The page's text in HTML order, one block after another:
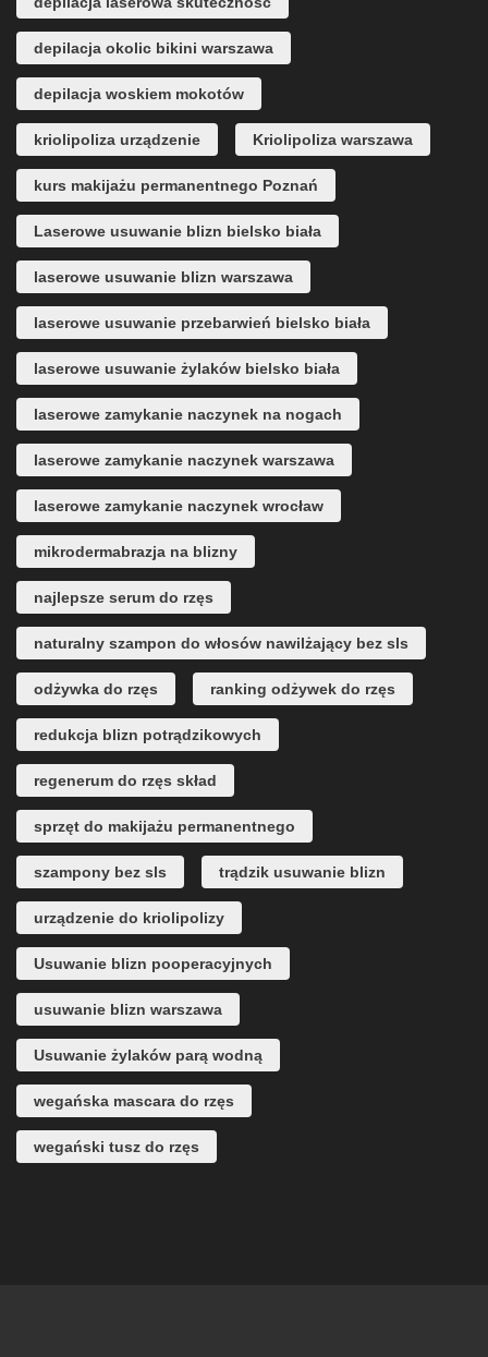
depilacja okolic bikini warszawa
depilacja woskiem mokotów
kriolipoliza urządzenie Kriolipoliza warszawa
kurs makijażu permanentnego Poznań
Laserowe usuwanie blizn bielsko biała
laserowe usuwanie blizn warszawa
laserowe usuwanie przebarwień bielsko biała
laserowe usuwanie żylaków bielsko biała
laserowe zamykanie naczynek na nogach
laserowe zamykanie naczynek warszawa
laserowe zamykanie naczynek wrocław
mikrodermabrazja na blizny
najlepsze serum do rzęs
naturalny szampon do włosów nawilżający bez sls
odżywka do rzęs ranking odżywek do rzęs
redukcja blizn potrądzikowych
regenerum do rzęs skład
sprzęt do makijażu permanentnego
szampony bez sls trądzik usuwanie blizn
urządzenie do kriolipolizy
Usuwanie blizn pooperacyjnych
usuwanie blizn warszawa
Usuwanie żylaków parą wodną
wegańska mascara do rzęs
wegański tusz do rzęs